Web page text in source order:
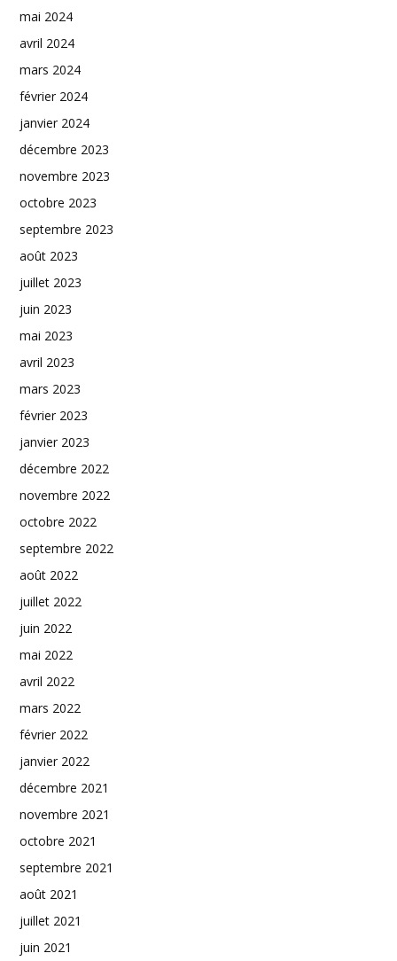
mai 2024
avril 2024
mars 2024
février 2024
janvier 2024
décembre 2023
novembre 2023
octobre 2023
septembre 2023
août 2023
juillet 2023
juin 2023
mai 2023
avril 2023
mars 2023
février 2023
janvier 2023
décembre 2022
novembre 2022
octobre 2022
septembre 2022
août 2022
juillet 2022
juin 2022
mai 2022
avril 2022
mars 2022
février 2022
janvier 2022
décembre 2021
novembre 2021
octobre 2021
septembre 2021
août 2021
juillet 2021
juin 2021